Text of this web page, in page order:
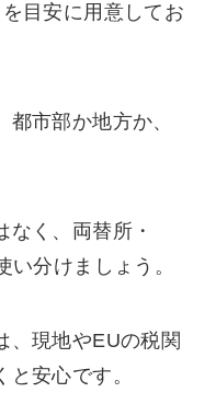
目安に用意してお
市部か地方か、
く、両替所・
分けましょう。
、現地やEUの税関
安心です。